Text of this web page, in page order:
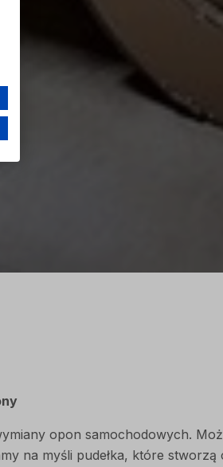
opon samochodowych.
na myśli pudełka, które